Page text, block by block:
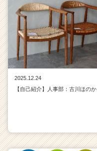
2025.12.24
【自己紹介】人事部：古川ほのか